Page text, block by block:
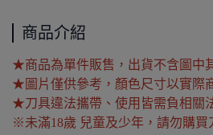
商品介紹
★商品為單件販售，出貨不含圖中
★圖片僅供參考，顏色尺寸以實際
★刀具違法攜帶、使用皆需負相關
※未滿18歲 兒童及少年，請勿購買